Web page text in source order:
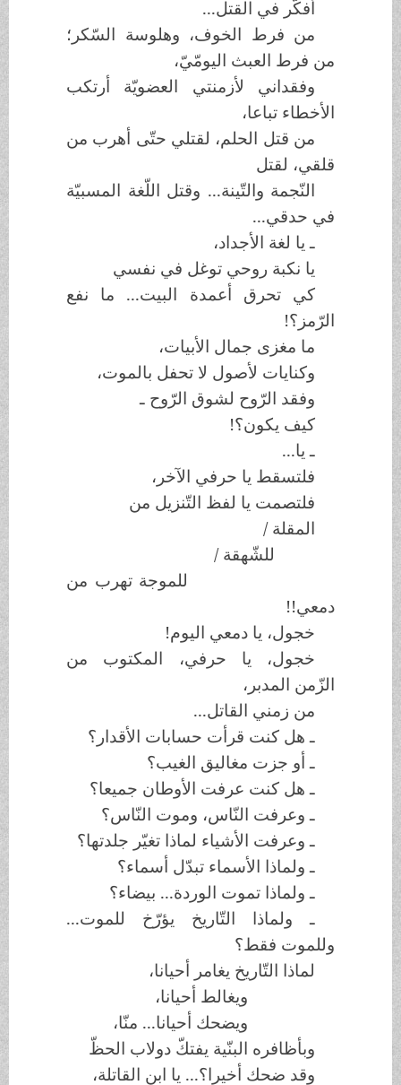
أفكّر في القتل...
من فرط الخوف، وهلوسة السّكر؛
من فرط العبث اليومّيّ،
وفقداني لأزمنتي العضويّة أرتكب
الأخطاء تباعا،
من قتل الحلم، لقتلي حتّى أهرب من
قلقي، لقتل
النّجمة والتّينة... وقتل اللّغة المسبيّة
في حدقي...
ـ يا لغة الأجداد،
يا نكبة روحي توغل في نفسي
كي تحرق أعمدة البيت... ما نفع
الرّمز؟!
ما مغزى جمال الأبيات،
وكنايات لأصول لا تحفل بالموت،
وفقد الرّوح لشوق الرّوح ـ
كيف يكون؟!
ـ يا...
فلتسقط يا حرفي الآخر،
فلتصمت يا لفظ التّنزيل من
المقلة /
للشّهقة /
للموجة تهرب من
دمعي!!
خجول، يا دمعي اليوم!
خجول، يا حرفي، المكتوب من
الزّمن المدبر،
من زمني القاتل...
ـ هل كنت قرأت حسابات الأقدار؟
ـ أو جزت مغاليق الغيب؟
ـ هل كنت عرفت الأوطان جميعا؟
ـ وعرفت النّاس، وموت النّاس؟
ـ وعرفت الأشياء لماذا تغيّر جلدتها؟
ـ ولماذا الأسماء تبدّل أسماء؟
ـ ولماذا تموت الوردة... بيضاء؟
ـ ولماذا التّاريخ يؤرّخ للموت...
وللموت فقط؟
لماذا التّاريخ يغامر أحيانا،
ويغالط أحيانا،
ويضحك أحيانا... منّا،
وبأظافره البنّية يفتكّ دولاب الحظّ
وقد ضحك أخيرا؟... يا ابن القاتلة،